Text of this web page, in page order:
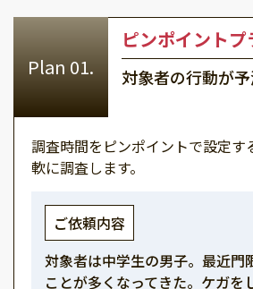
ピンポイントプ
対象者の行動が
調査時間をピンポイントで設定す
軟に調査します。
ご依頼内容
対象者は中学生の男子。最近門
ことが多くなってきた。ケガを